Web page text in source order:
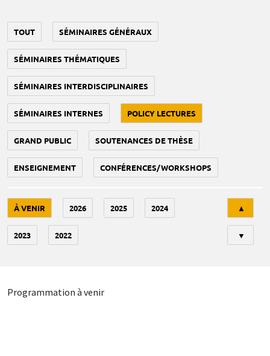
TOUT SÉMINAIRES GÉNÉRAUX
SÉMINAIRES THÉMATIQUES
SÉMINAIRES INTERDISCIPLINAIRES
SÉMINAIRES INTERNES POLICY LECTURES
GRAND PUBLIC SOUTENANCES DE THÈSE
ENSEIGNEMENT CONFÉRENCES/WORKSHOPS
À VENIR 2026 2025 2024
2023 2022
▲
▼
Programmation à venir